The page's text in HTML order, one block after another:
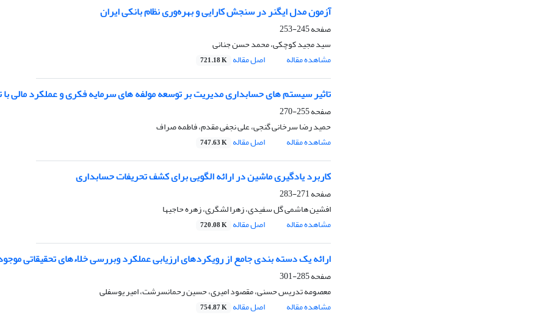
آزمون مدل ایگنر در سنجش کارایی و بهره‌وری نظام بانکی ایران
صفحه245-253
سید مجید کوچکی، محمد حسن جنانی
مشاهده مقاله
اصل مقاله 721.18 K
تاثیر سیستم های حسابداری مدیریت بر توسعه مولفه های سرمایه فکری و عملکرد مالی با
صفحه255-270
حمید رضا سرخانی گنجی، علی نجفی مقدم، فاطمه صراف
مشاهده مقاله
اصل مقاله 747.63 K
کاربرد یادگیری ماشین در ارائه الگویی برای کشف تحریفات حسابداری
صفحه271-283
افشین هاشمی گل سفیدی، زهرا لشگری، زهره حاجیها
مشاهده مقاله
اصل مقاله 720.08 K
ارائه یک دسته بندی جامع از رویکردهای ارزیابی عملکرد وبررسی خلاءهای تحقیقاتی
صفحه285-301
معصومه تدریس حسنی، مقصود امیری، حسین رحمانسرشت، امیر یوسفلی
مشاهده مقاله
اصل مقاله 754.87 K